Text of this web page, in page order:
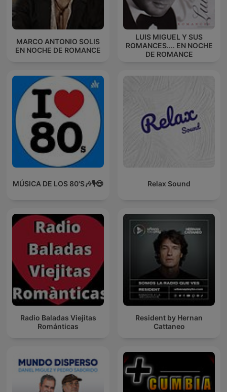
MARCO ANTONIO SOLIS
EN NOCHE DE ROMANCE
LUIS MIGUEL Y SUS
ROMANCES.... EN NOCHE
DE ROMANCE
MÚSICA DE LOS 80'S🎶🎙️😎 Relax Sound
Radio Baladas Viejitas
Románticas
Resident by Hernan
Cattaneo